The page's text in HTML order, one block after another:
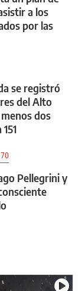
a los
por las
se registró
del Alto
dos
Pellegrini y